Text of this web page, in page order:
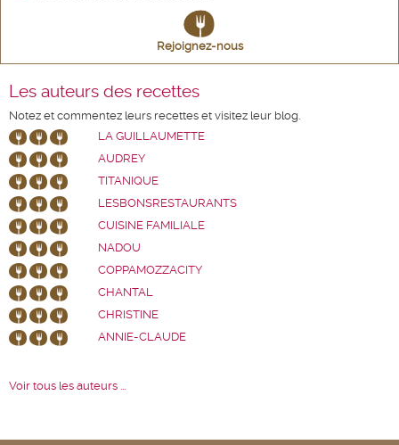
Rejoignez-nous
Les auteurs des recettes
Notez et commentez leurs recettes et visitez leur blog.
LA GUILLAUMETTE
AUDREY
TITANIQUE
LESBONSRESTAURANTS
CUISINE FAMILIALE
NADOU
COPPAMOZZACITY
CHANTAL
CHRISTINE
ANNIE-CLAUDE
Voir tous les auteurs ...